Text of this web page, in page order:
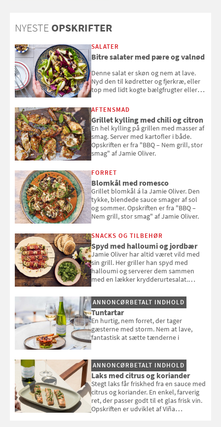
NYESTE OPSKRIFTER
SALATER
Bitre salater med pære og valnød
Denne salat er skøn og nem at lave.
Nyd den til kødretter og fjerkræ, eller
top med lidt kogte bælgfrugter eller
selvstændigt måltid. Opskriften er fra
Louisa Lorangs kogebog "Salat".
AFTENSMAD
Grillet kylling med chili og citron
En hel kylling på grillen med masser af
smag. Server med kartofler i både.
Opskriften er fra "BBQ – Nem grill, stor
smag" af Jamie Oliver.
FORRET
Blomkål med romesco
Grillet blomkål á la Jamie Oliver. Den
tykke, blendede sauce smager af sol
og sommer. Opskriften er fra "BBQ –
Nem grill, stor smag" af Jamie Oliver.
SNACKS OG TILBEHØR
Spyd med halloumi og jordbær
Jamie Oliver har altid været vild med
sin grill. Her griller han spyd med
halloumi og serverer dem sammen
med en lækker krydderurtesalat.
smag" af Jamie Oliver.
ANNONCØRBETALT INDHOLD
Tuntartar
En hurtig, nem forret, der tager
gæsterne med storm. Nem at lave,
fantastisk at sætte tænderne i
ANNONCØRBETALT INDHOLD
Laks med citrus og koriander
Stegt laks får friskhed fra en sauce med
citrus og koriander. En enkel, farverig
ret, der passer godt til et glas frisk vin.
Opskriften er udviklet af Viña